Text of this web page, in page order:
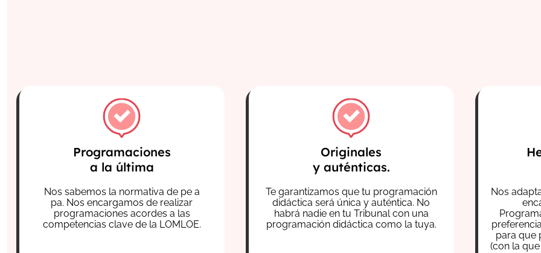
Programaciones
a la última
Nos sabemos la normativa de pe a
pa. Nos encargamos de realizar
programaciones acordes a las
competencias clave de la LOMLOE.
Originales
y auténticas.
Te garantizamos que tu programación
didáctica será única y auténtica. No
habrá nadie en tu Tribunal con una
programación didáctica como la tuya.
Nos
para que
(con la